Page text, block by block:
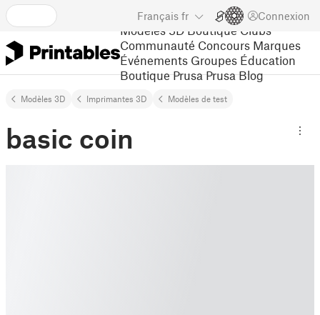
Français fr Connexion
Modèles 3D Boutique Clubs
Communauté Concours Marques
Événements Groupes Éducation
Boutique Prusa Prusa Blog
Modèles 3D Imprimantes 3D Modèles de test
basic coin